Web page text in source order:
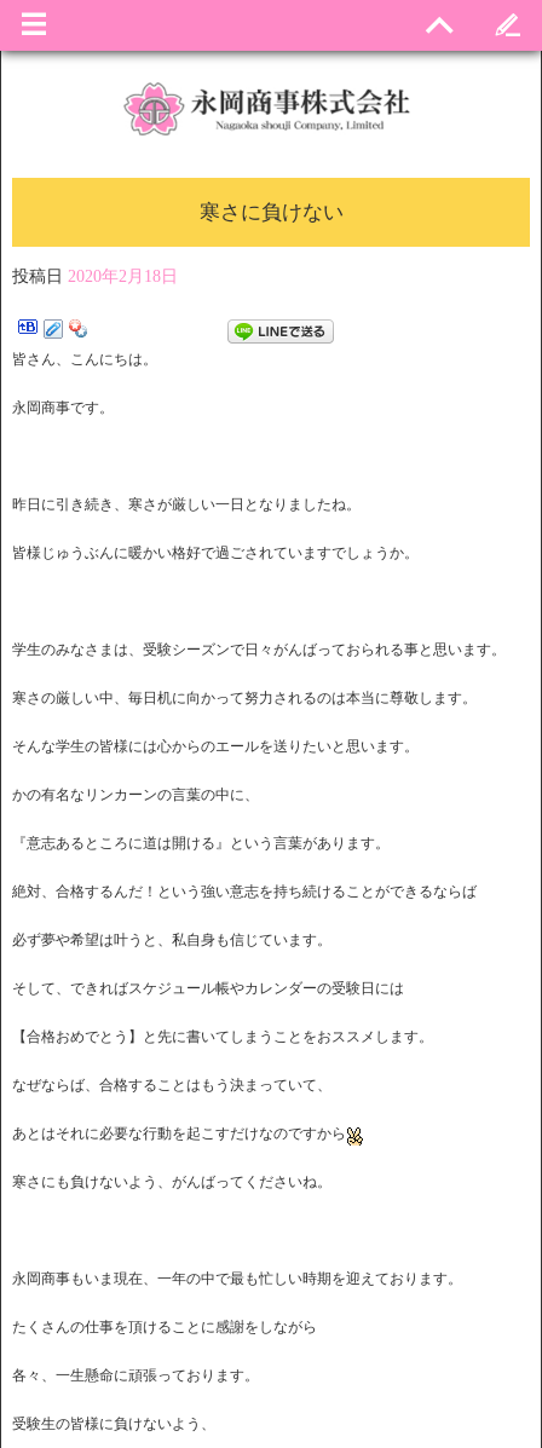
寒さに負けない
投稿日 2020年2月18日
皆さん、こんにちは。
永岡商事です。
昨日に引き続き、寒さが厳しい一日となりましたね。
皆様じゅうぶんに暖かい格好で過ごされていますでしょうか。
学生のみなさまは、受験シーズンで日々がんばっておられる事と思います。
寒さの厳しい中、毎日机に向かって努力されるのは本当に尊敬します。
そんな学生の皆様には心からのエールを送りたいと思います。
かの有名なリンカーンの言葉の中に、
『意志あるところに道は開ける』という言葉があります。
絶対、合格するんだ！という強い意志を持ち続けることができるならば
必ず夢や希望は叶うと、私自身も信じています。
そして、できればスケジュール帳やカレンダーの受験日には
【合格おめでとう】と先に書いてしまうことをおススメします。
なぜならば、合格することはもう決まっていて、
あとはそれに必要な行動を起こすだけなのですから
寒さにも負けないよう、がんばってくださいね。
永岡商事もいま現在、一年の中で最も忙しい時期を迎えております。
たくさんの仕事を頂けることに感謝をしながら
各々、一生懸命に頑張っております。
受験生の皆様に負けないよう、